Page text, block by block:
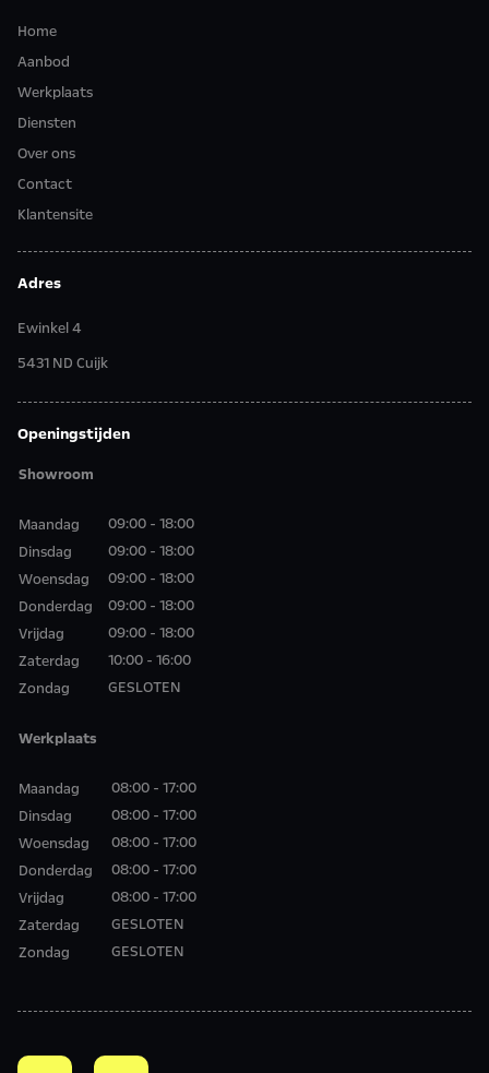
Home
Aanbod
Werkplaats
Diensten
Over ons
Contact
Klantensite
Adres
Ewinkel 4
5431 ND Cuijk
Openingstijden
Showroom
Maandag
Dinsdag
Woensdag
Donderdag
Vrijdag
Zaterdag
Zondag
09:00 - 18:00
09:00 - 18:00
09:00 - 18:00
09:00 - 18:00
09:00 - 18:00
10:00 - 16:00
GESLOTEN
Werkplaats
Maandag
Dinsdag
Woensdag
Donderdag
Vrijdag
Zaterdag
Zondag
08:00 - 17:00
08:00 - 17:00
08:00 - 17:00
08:00 - 17:00
08:00 - 17:00
GESLOTEN
GESLOTEN